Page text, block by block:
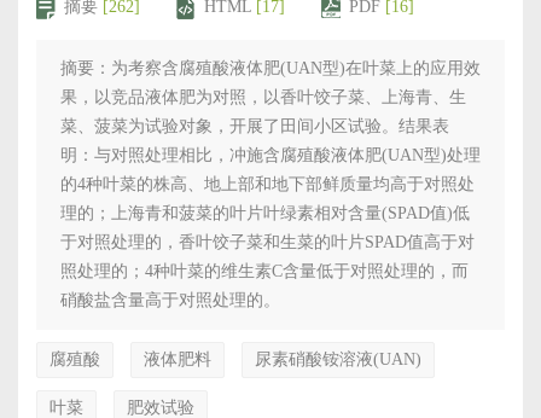
摘要 [262] HTML [17] PDF [16]
摘要：为考察含腐殖酸液体肥(UAN型)在叶菜上的应用效
果，以竞品液体肥为对照，以香叶饺子菜、上海青、生
菜、菠菜为试验对象，开展了田间小区试验。结果表
明：与对照处理相比，冲施含腐殖酸液体肥(UAN型)处理
的4种叶菜的株高、地上部和地下部鲜质量均高于对照处
理的；上海青和菠菜的叶片叶绿素相对含量(SPAD值)低
于对照处理的，香叶饺子菜和生菜的叶片SPAD值高于对
照处理的；4种叶菜的维生素C含量低于对照处理的，而
硝酸盐含量高于对照处理的。
腐殖酸 液体肥料 尿素硝酸铵溶液(UAN)
叶菜 肥效试验